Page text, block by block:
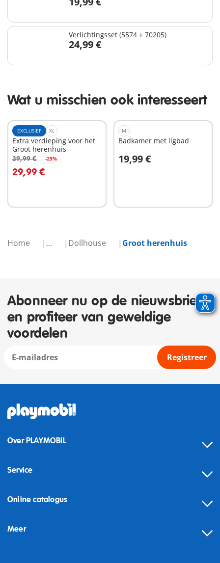
Home ... Dollhouse Groot herenhuis
Verlichtingsset (5574 + 70205)
24,99 €
Wat u misschien ook interesseert
EXCLUSIEF XL
Extra verdieping voor het
Groot herenhuis
39,99 € -25%
29,99 €
In winkelwagen
M
Badkamer met ligbad
19,99 €
In winkelwagen
Abonneer nu op de nieuwsbrief
en profiteer van geweldige
voordelen
Registreer
Over PLAYMOBIL
Service
Online catalogus
Meer